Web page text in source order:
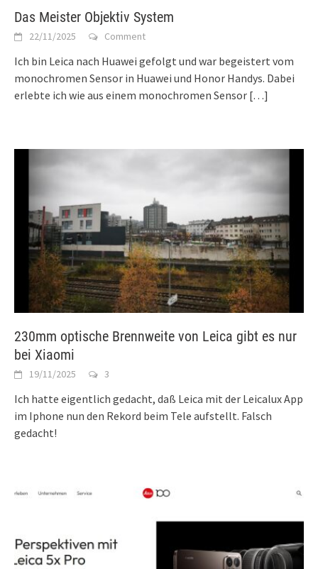
Das Meister Objektiv System
22/11/2025 Comment
Ich bin Leica nach Huawei gefolgt und war begeistert vom
monochromen Sensor in Huawei und Honor Handys. Dabei
erlebte ich wie aus einem monochromen Sensor […]
230mm optische Brennweite von Leica gibt es nur
bei Xiaomi
19/11/2025 3
Ich hatte eigentlich gedacht, daß Leica mit der Leicalux App
im Iphone nun den Rekord beim Tele aufstellt. Falsch
gedacht!